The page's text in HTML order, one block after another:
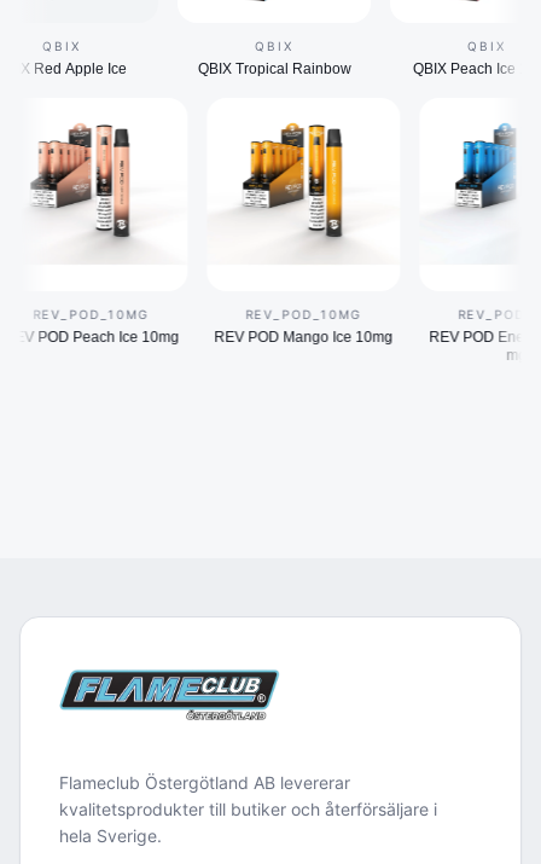
QBIX Red Apple Ice QBIX Tropical Rainbow QBIX Peach
REV_POD_10MG
POD Peach Ice 10mg
REV_POD_10MG
REV POD Mango Ice 10mg
REV POD Energy
Flameclub Östergötland AB levererar
kvalitetsprodukter till butiker och återförsäljare i
hela Sverige.